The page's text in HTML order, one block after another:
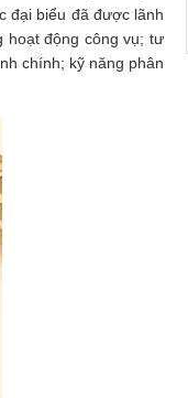
đại biểu đã được lãnh
hoạt động công vụ; tư
chính; kỹ năng phân